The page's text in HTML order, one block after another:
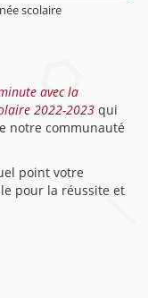
scolaire
avec la
2022-2023 qui
notre communauté
point votre
pour la réussite et